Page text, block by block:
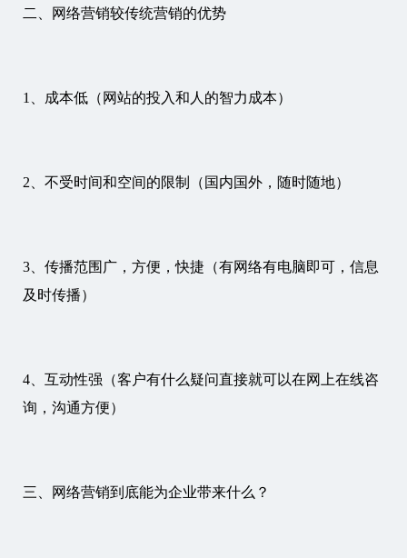
二、网络营销较传统营销的优势
1、成本低（网站的投入和人的智力成本）
2、不受时间和空间的限制（国内国外，随时随地）
3、传播范围广，方便，快捷（有网络有电脑即可，信息
及时传播）
4、互动性强（客户有什么疑问直接就可以在网上在线咨
询，沟通方便）
三、网络营销到底能为企业带来什么？